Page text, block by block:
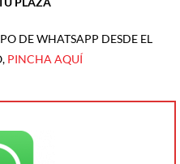
DE WHATSAPP DESDE EL
PINCHA AQUÍ